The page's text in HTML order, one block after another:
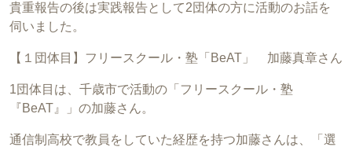
貴重報告の後は実践報告として2団体の方に活動のお話を
伺いました。
【１団体目】フリースクール・塾「BeAT」 加藤真章さん
1団体目は、千歳市で活動の「フリースクール・塾
『BeAT』」の加藤さん。
通信制高校で教員をしていた経歴を持つ加藤さんは、「選